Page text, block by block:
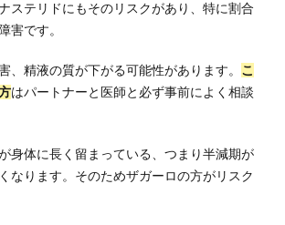
ステリドにもそのリスクがあり、特に割合
害です。
、精液の質が下がる可能性があります。 こ
はパートナーと医師と必ず事前によく相談
身体に長く留まっている、つまり半減期が
なります。そのためザガーロの方がリスク